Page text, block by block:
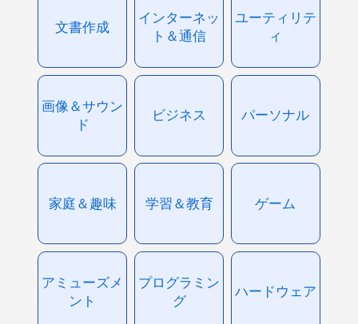
文書作成
インターネッ
ト＆通信
ユーティリテ
ィ
画像＆サウン
ド
ビジネス パーソナル
家庭＆趣味 学習＆教育 ゲーム
アミューズメ
ント
プログラミン
グ
ハードウェア